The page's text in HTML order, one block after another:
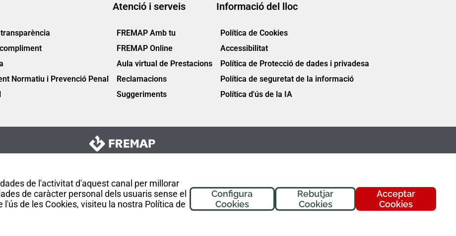
de l'activitat d'aquest canal per millorar
de caràcter personal dels usuaris sense el
de les Cookies, visiteu la nostra Política de
Acceptar
Cookies
Rebutjar
Cookies
Configura
Cookies
Normatiu i Prevenció Penal
Atenció i serveis
FREMAP Amb tu
FREMAP Online
Aula virtual de Prestacions
Reclamacions
Suggeriments
Informació del lloc
Política de Cookies
Accessibilitat
Política de Protecció de dades i privadesa
Política de seguretat de la informació
Política d'ús de la IA